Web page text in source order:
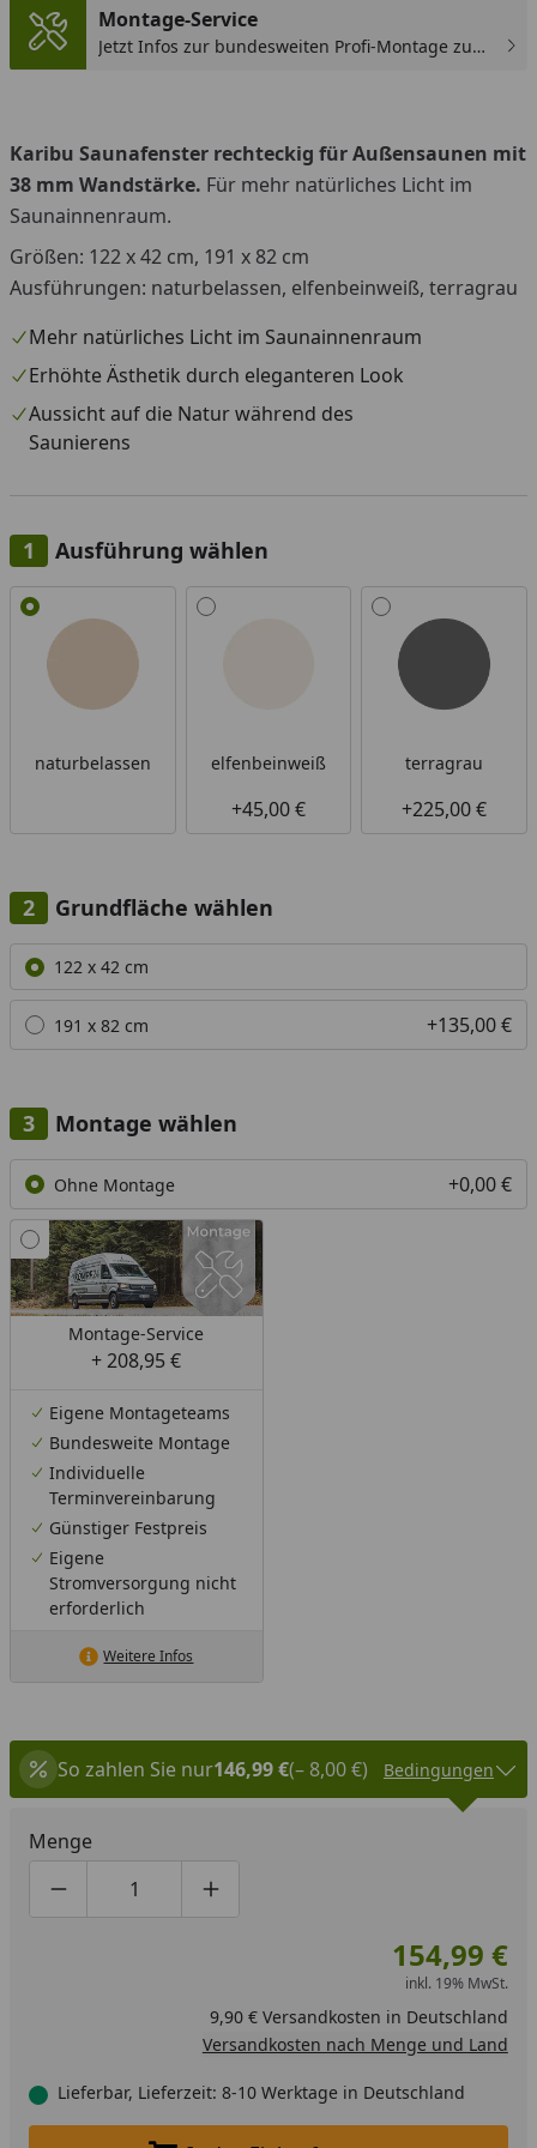
Montage-Service
Jetzt Infos zur bundesweiten Profi-Montage zum
Karibu Saunafenster rechteckig für Außensaunen mit
38 mm Wandstärke. Für mehr natürliches Licht im
Saunainnenraum.
Größen: 122 x 42 cm, 191 x 82 cm
Ausführungen: naturbelassen, elfenbeinweiß, terragrau
Mehr natürliches Licht im Saunainnenraum
Erhöhte Ästhetik durch eleganteren Look
Aussicht auf die Natur während des
Saunierens
Ausführung wählen
Alle anzeigen (3)
naturbelassen elfenbeinweiß
+45,00 €
terragrau
+225,00 €
Grundfläche wählen
Alle anzeigen (2)
122 x 42 cm
191 x 82 cm +135,00 €
Montage wählen
Ohne Montage +0,00 €
Montage-Service
+ 208,95 €
Eigene Montageteams
Bundesweite Montage
Individuelle
Terminvereinbarung
Günstiger Festpreis
Eigene
Stromversorgung nicht
erforderlich
Weitere Infos
So zahlen Sie nur146,99 €(– 8,00 €) Bedingungen
Menge
Produktmenge um eins verringern
Produktmenge manuell eingeben
Produktmenge um eins erhöhen
154,99 €
inkl. 19% MwSt.
9,90 € Versandkosten in Deutschland
Versandkosten nach Menge und Land
Lieferbar, Lieferzeit: 8-10 Werktage in Deutschland